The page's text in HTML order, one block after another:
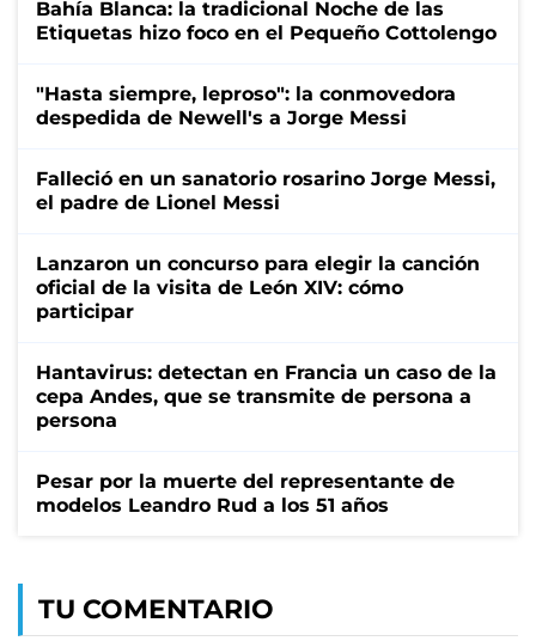
Bahía Blanca: la tradicional Noche de las
Etiquetas hizo foco en el Pequeño Cottolengo
"Hasta siempre, leproso": la conmovedora
despedida de Newell's a Jorge Messi
Falleció en un sanatorio rosarino Jorge Messi,
el padre de Lionel Messi
Lanzaron un concurso para elegir la canción
oficial de la visita de León XIV: cómo
participar
Hantavirus: detectan en Francia un caso de la
cepa Andes, que se transmite de persona a
persona
Pesar por la muerte del representante de
modelos Leandro Rud a los 51 años
TU COMENTARIO